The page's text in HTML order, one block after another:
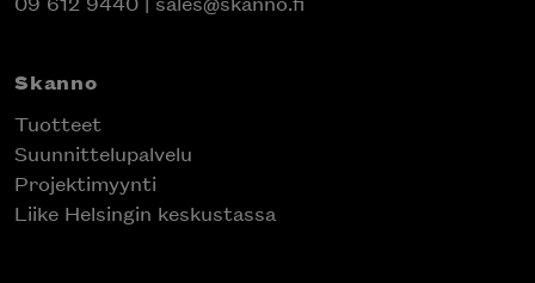
Skanno
Tuotteet
Suunnittelupalvelu
Projektimyynti
Liike Helsingin keskustassa